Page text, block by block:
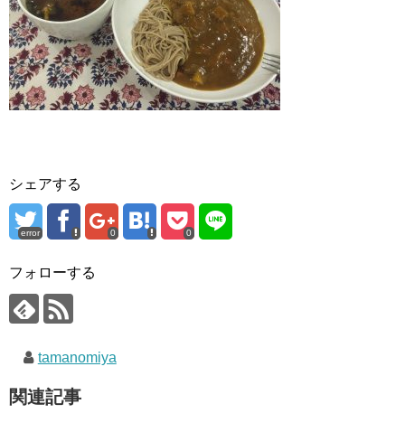
シェアする
error 0 0
フォローする
tamanomiya
関連記事